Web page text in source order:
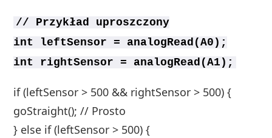
// Przykład uproszczony
int leftSensor = analogRead(A0);
int rightSensor = analogRead(A1);
if (leftSensor > 500 && rightSensor > 500) {
goStraight(); // Prosto
} else if (leftSensor > 500) {